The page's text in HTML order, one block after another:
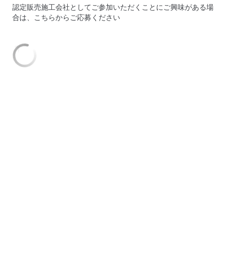
認定販売施工会社としてご参加いただくことにご興味がある場
合は、こちらからご応募ください